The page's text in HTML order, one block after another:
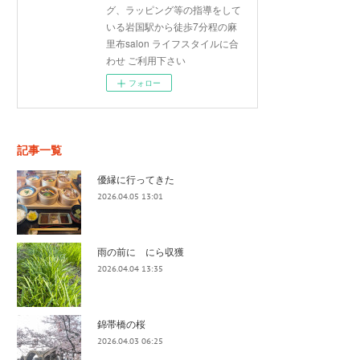
グ、ラッピング等の指導をして
いる岩国駅から徒歩7分程の麻
里布salon ライフスタイルに合
わせ ご利用下さい
フォロー
記事一覧
優縁に行ってきた
2026.04.05 13:01
雨の前に にら収獲
2026.04.04 13:35
錦帯橋の桜
2026.04.03 06:25